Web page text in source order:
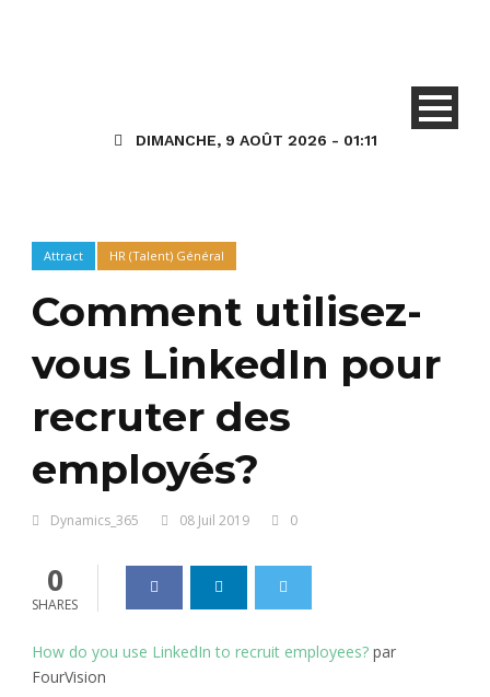
DIMANCHE, 9 AOÛT 2026 - 01:11
Attract HR (Talent) Général
Comment utilisez-
vous LinkedIn pour
recruter des
employés?
Dynamics_365 08 Juil 2019 0
0
SHARES
How do you use LinkedIn to recruit employees? par
FourVision